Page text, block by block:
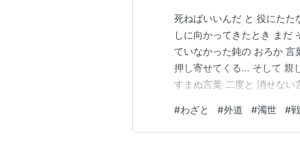
死ねばいいんだ と 役にたた
しに向かってきたとき まだ
ていなかった鈍の おろか
押し寄せてくる… そして 親
すまぬ言葉 二度と 消せな
ろうに… かなしい かなしす
#わざと #外道 #濁世 #